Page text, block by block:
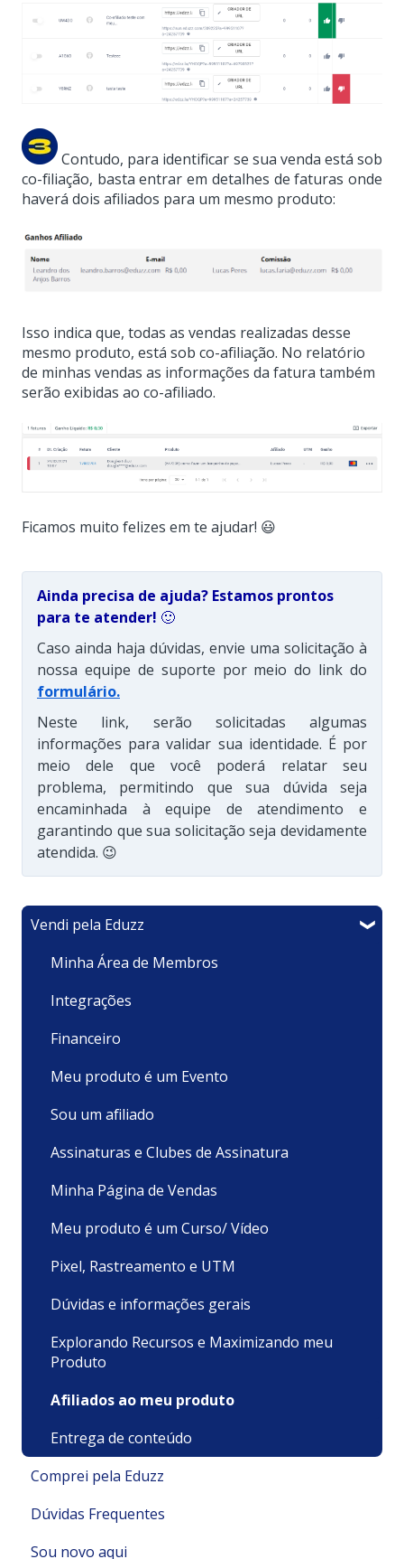
Contudo, para identificar se sua venda está sob
co-filiação, basta entrar em detalhes de faturas onde
haverá dois afiliados para um mesmo produto:
Isso indica que, todas as vendas realizadas desse
mesmo produto, está sob co-afiliação. No relatório
de minhas vendas as informações da fatura também
serão exibidas ao co-afiliado.
Ficamos muito felizes em te ajudar! 😃
Ainda precisa de ajuda? Estamos prontos
para te atender! 🙂
Caso ainda haja dúvidas, envie uma solicitação à
nossa equipe de suporte por meio do link do
formulário.
Neste link, serão solicitadas algumas
informações para validar sua identidade. É por
meio dele que você poderá relatar seu
problema, permitindo que sua dúvida seja
encaminhada à equipe de atendimento e
garantindo que sua solicitação seja devidamente
atendida. 😉
Vendi pela Eduzz
Minha Área de Membros
Integrações
Financeiro
Meu produto é um Evento
Sou um afiliado
Assinaturas e Clubes de Assinatura
Minha Página de Vendas
Meu produto é um Curso/ Vídeo
Pixel, Rastreamento e UTM
Dúvidas e informações gerais
Explorando Recursos e Maximizando meu
Produto
Afiliados ao meu produto
Entrega de conteúdo
Comprei pela Eduzz
Suporte Técnico
Pagamentos e Faturamento
Dúvidas Frequentes
Pagamento
Sou novo aqui